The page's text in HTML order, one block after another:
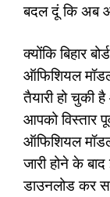
बदल दूं कि अब
क्योंकि बिहार
ऑफिशियल
तैयारी हो चुकी
आपको विस्तार
ऑफिशियल मॉडल
जारी होने के
डाउनलोड कर